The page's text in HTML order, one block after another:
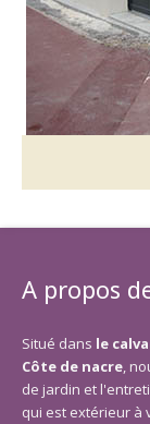
A propos
Situé dans le
Côte de nacre,
de jardin et
qui est extérieur à